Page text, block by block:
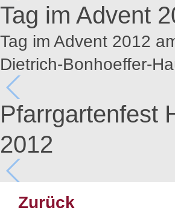
Tag im Advent
Tag im Advent 2012
Dietrich-Bonhoeffer-
Pfarrgartenfest
2012
Zurück